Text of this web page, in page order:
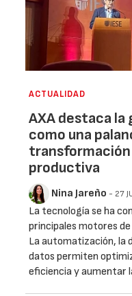
ACTUALIDAD
AXA destaca
como una
transformación
productiva
Nina Jareño - 27
La tecnología se ha
principales motores
La automatización, la
datos permiten
eficiencia y aumentar